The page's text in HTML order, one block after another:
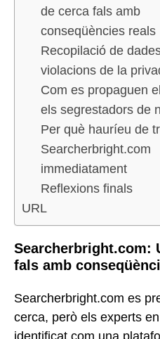
de cerca fals amb
conseqüències reals
Recopilació de
violacions de la
Com es propaguen
els segrestadors de
Per què hauríeu de
Searcherbright.com
immediatament
Reflexions finals
URL
Searcherbright.com:
fals amb
Searcherbright.com es
cerca, però els experts
identificat com una